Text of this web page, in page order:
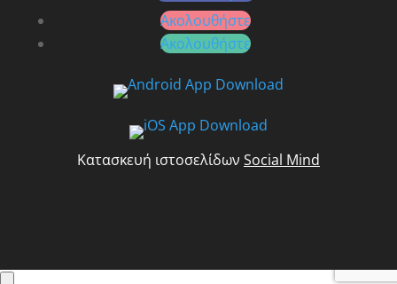
Ακολουθήστε
Ακολουθήστε
Κατασκευή ιστοσελίδων Social Mind